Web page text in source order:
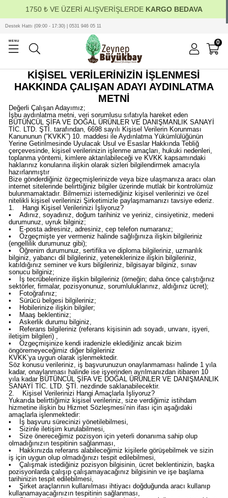
1750 ₺ VE ÜZERİ ALIŞVERİŞLERDE KARGO BEDAVA
MENU
Destek Hattı (09:00 - 17:30) | 0531 946 05 11
0
KİŞİSEL VERİLERİNİZİN İŞLENMESİ
HAKKINDA ÇALIŞAN ADAYI AYDINLATMA
METNİ
Değerli Çalışan Adayımız;
İşbu aydınlatma metni, veri sorumlusu sıfatıyla hareket eden
BÜTÜNCÜL ŞİFA VE DOĞAL ÜRÜNLER VE DANIŞMANLIK SANAYİ
TİC. LTD. ŞTİ. tarafından, 6698 sayılı Kişisel Verilerin Korunması
Kanununun (“KVKK”) 10. maddesi ile Aydınlatma Yükümlülüğünün
Yerine Getirilmesinde Uyulacak Usul ve Esaslar Hakkında Tebliğ
çerçevesinde, kişisel verilerinizin işlenme amaçları, hukuki nedenleri,
toplanma yöntemi, kimlere aktarılabileceği ve KVKK kapsamındaki
haklarınız konularına ilişkin olarak sizleri bilgilendirmek amacıyla
hazırlanmıştır
Bize gönderdiğiniz özgeçmişlerinizde veya bize ulaşmanıza aracı olan
internet sitelerinde belirttiğiniz bilgiler üzerinde mutlak bir kontrolümüz
bulunmamaktadır. Bilmemizi istemediğiniz kişisel verilerinizi ve özel
nitelikli kişisel verilerinizi Şirketimizle paylaşmamanızı tavsiye ederiz.
1. Hangi Kişisel Verilerinizi İşliyoruz?
• Adınız, soyadınız, doğum tarihiniz ve yeriniz, cinsiyetiniz, medeni
durumunuz, uyruk bilginiz;
• E-posta adresiniz, adresiniz, cep telefon numaranız;
• Özgeçmişte yer vermeniz halinde sağlığınıza ilişkin bilgileriniz
(engellilik durumunuz gibi);
• Öğrenim durumunuz, sertifika ve diploma bilgileriniz, uzmanlık
bilginiz, yabancı dil bilgileriniz, yeteneklerinize ilişkin bilgileriniz,
katıldığınız seminer ve kurs bilgileriniz, bilgisayar bilginiz, sınav
sonucu bilginiz;
• İş tecrübelerinize ilişkin bilgileriniz (örneğin; daha önce çalıştığınız
sektörler, firmalar, pozisyonunuz, sorumluluklarınız, aldığınız ücret);
• Fotoğrafınız;
• Sürücü belgesi bilgileriniz;
• Hobilerinize ilişkin bilgiler;
• Maaş beklentiniz;
• Askerlik durumu bilginiz,
• Referans bilgileriniz (referans kişisinin adı soyadı, unvanı, işyeri,
iletişim bilgileri) ,
• Özgeçmişinize kendi iradenizle eklediğiniz ancak bizim
öngöremeyeceğimiz diğer bilgileriniz
KVKK’ya uygun olarak işlenmektedir.
Söz konusu verileriniz, iş başvurunuzun onaylanmaması halinde 1 yıla
kadar, onaylanması halinde ise işyerinden ayrılmanızdan itibaren 10
yıla kadar BÜTÜNCÜL ŞİFA VE DOĞAL ÜRÜNLER VE DANIŞMANLIK
SANAYİ TİC. LTD. ŞTİ. nezdinde saklanabilecektir.
2. Kişisel Verilerinizi Hangi Amaçlarla İşliyoruz?
Yukarıda belirttiğimiz kişisel verileriniz, size verdiğimiz istihdam
hizmetine ilişkin bu Hizmet Sözleşmesi’nin ifası için aşağıdaki
amaçlarla işlenmektedir:
• İş başvuru sürecinizi yönetilebilmesi,
• Sizinle iletişim kurulabilmesi,
• Size önereceğimiz pozisyon için yeterli donanıma sahip olup
olmadığınızın tespitinin sağlanması,
• Hakkınızda referans alabileceğimiz kişilerle görüşebilmek ve sizin
iş için uygun olup olmadığınızı tespit edilebilmesi,
• Çalışmak istediğiniz pozisyon bilgisinin, ücret beklentinizin, başka
pozisyonlarda çalışıp çalışamayacağınız bilgisinin ve işe başlama
tarihinizin tespit edilebilmesi,
• Şirket araçlarının kullanılması ihtiyacı doğduğunda aracı kullanıp
kullanamayacağınızın tespitinin sağlanması,